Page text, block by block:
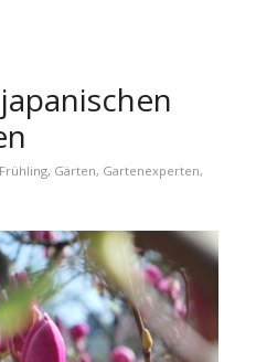
Frühling, Gärten, Gartenexperten,